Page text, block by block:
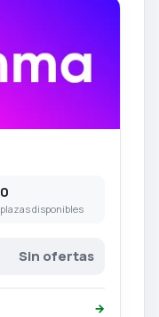
0
plazas disponibles
Sin ofertas
→